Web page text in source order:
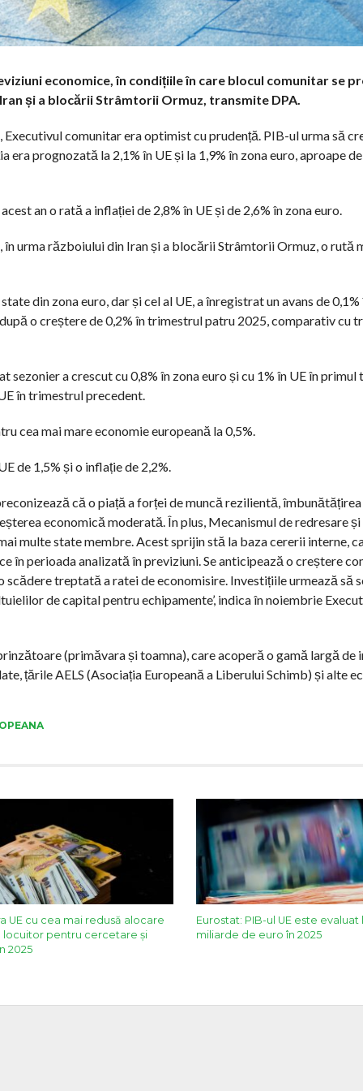
economice, în condițiile în care blocul comunitar se
și a blocării Strâmtorii Ormuz, transmite DPA.
comunitar era optimist cu prudență. PIB-ul urma să
era prognozată la 2,1% în UE și la 1,9% în zona euro, aproape
an o rată a inflației de 2,8% în UE și de 2,6% în zona euro.
urma războiului din Iran și a blocării Strâmtorii Ormuz, o rută
din zona euro, dar și cel al UE, a înregistrat un avans de
o creștere de 0,2% în trimestrul patru 2025, comparativ cu
a crescut cu 0,8% în zona euro și cu 1% în UE în
în trimestrul precedent.
cea mai mare economie europeană la 0,5%.
de 1,5% și o inflație de 2,2%.
că o piață a forței de muncă rezilientă,
economică moderată. În plus, Mecanismul de redresare
multe state membre. Acest sprijin stă la baza cererii interne,
în perioada analizată în previziuni. Se anticipează o creștere
treptată a ratei de economisire. Investițiile urmează să
de capital pentru echipamente’, indica în noiembrie
(primăvara și toamna), care acoperă o gamă largă de
țările AELS (Asociația Europeană a Liberului Schimb) și alte
UE cu cea mai redusă alocare
pentru cercetare și
2025
Eurostat: PIB-ul UE este evaluat
miliarde de euro în 2025